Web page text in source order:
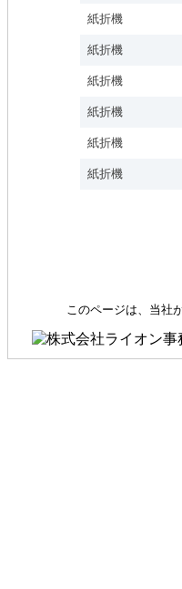
紙折機
紙折機
紙折機
紙折機
紙折機
紙折機
このページは、当社